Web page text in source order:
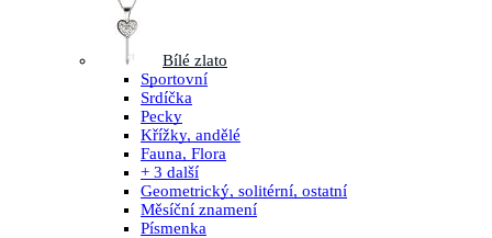
Bílé zlato
Sportovní
Srdíčka
Pecky
Křížky, andělé
Fauna, Flora
+ 3 další
Geometrický, solitérní, ostatní
Měsíční znamení
Písmenka